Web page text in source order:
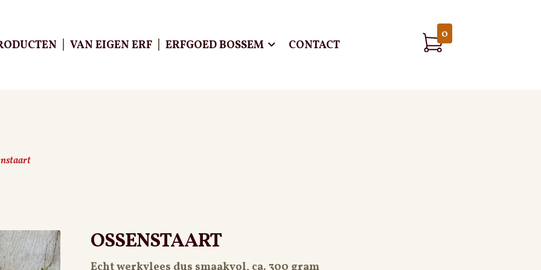
VAN EIGEN ERF ERFGOED BOSSEM
CONTACT
0
OSSENSTAART